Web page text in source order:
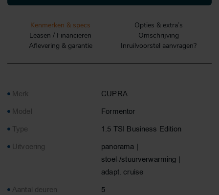
Kenmerken & specs
Opties & extra’s
Leasen / Financieren
Omschrijving
Aflevering & garantie
Inruilvoorstel aanvragen?
Merk
CUPRA
Model
Formentor
Type
1.5 TSI Business Edition
Uitvoering
panorama |
stoel-/stuurverwarming |
adapt. cruise
Aantal deuren
5